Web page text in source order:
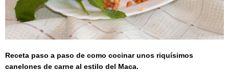
Receta paso a paso de como cocinar unos riquísimos
canelones de carne al estilo del Maca.